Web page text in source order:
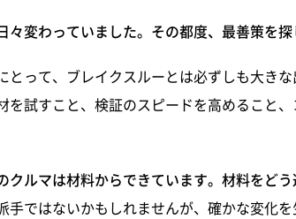
々変わっていました。その都度、最善策を
とって、ブレイクスルーとは必ずしも大きな
を試すこと、検証のスピードを高めること
クルマは材料からできています。材料をど
手ではないかもしれませんが、確かな変化を